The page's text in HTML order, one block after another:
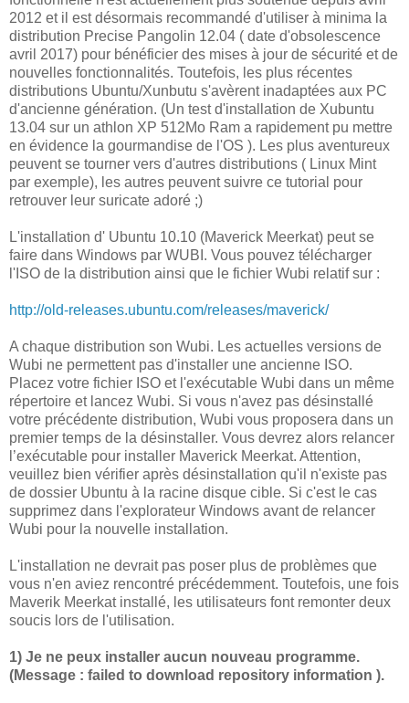
2012 et il est désormais recommandé d'utiliser à minima la
distribution Precise Pangolin 12.04 ( date d'obsolescence
avril 2017) pour bénéficier des mises à jour de sécurité et de
nouvelles fonctionnalités. Toutefois, les plus récentes
distributions Ubuntu/Xunbutu s'avèrent inadaptées aux PC
d'ancienne génération. (Un test d'installation de Xubuntu
13.04 sur un athlon XP 512Mo Ram a rapidement pu mettre
en évidence la gourmandise de l'OS ). Les plus aventureux
peuvent se tourner vers d'autres distributions ( Linux Mint
par exemple), les autres peuvent suivre ce tutorial pour
retrouver leur suricate adoré ;)
L'installation d' Ubuntu 10.10 (Maverick Meerkat) peut se
faire dans Windows par WUBI. Vous pouvez télécharger
l'ISO de la distribution ainsi que le fichier Wubi relatif sur :
http://old-releases.ubuntu.com/releases/maverick/
A chaque distribution son Wubi. Les actuelles versions de
Wubi ne permettent pas d'installer une ancienne ISO.
Placez votre fichier ISO et l'exécutable Wubi dans un même
répertoire et lancez Wubi. Si vous n'avez pas désinstallé
votre précédente distribution, Wubi vous proposera dans un
premier temps de la désinstaller. Vous devrez alors relancer
l’exécutable pour installer Maverick Meerkat. Attention,
veuillez bien vérifier après désinstallation qu'il n'existe pas
de dossier Ubuntu à la racine disque cible. Si c'est le cas
supprimez dans l'explorateur Windows avant de relancer
Wubi pour la nouvelle installation.
L'installation ne devrait pas poser plus de problèmes que
vous n'en aviez rencontré précédemment. Toutefois, une fois
Maverik Meerkat installé, les utilisateurs font remonter deux
soucis lors de l'utilisation.
1) Je ne peux installer aucun nouveau programme.
(Message : failed to download repository information ).